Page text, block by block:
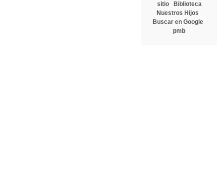
sitio
Biblioteca
Nuestros Hijos
Buscar en Google
pmb